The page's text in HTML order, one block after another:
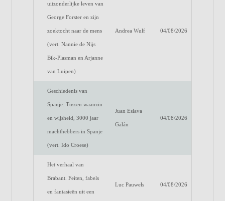
uitzonderlijke leven van
George Forster en zijn
zoektocht naar de mens
(vert. Nannie de Nijs
Bik-Plasman en Arjanne
van Luipen)
Andrea Wulf 04/08/2026
Geschiedenis van
Spanje. Tussen waanzin
en wijsheid, 3000 jaar
machthebbers in Spanje
(vert. Ido Croese)
Juan Eslava
Galán
04/08/2026
Het verhaal van
Brabant. Feiten, fabels
en fantasieën uit een
Luc Pauwels 04/08/2026